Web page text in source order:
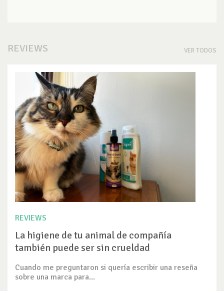
REVIEWS VER TODOS
REVIEWS
La higiene de tu animal de compañía
también puede ser sin crueldad
Cuando me preguntaron si quería escribir una reseña
sobre una marca para...